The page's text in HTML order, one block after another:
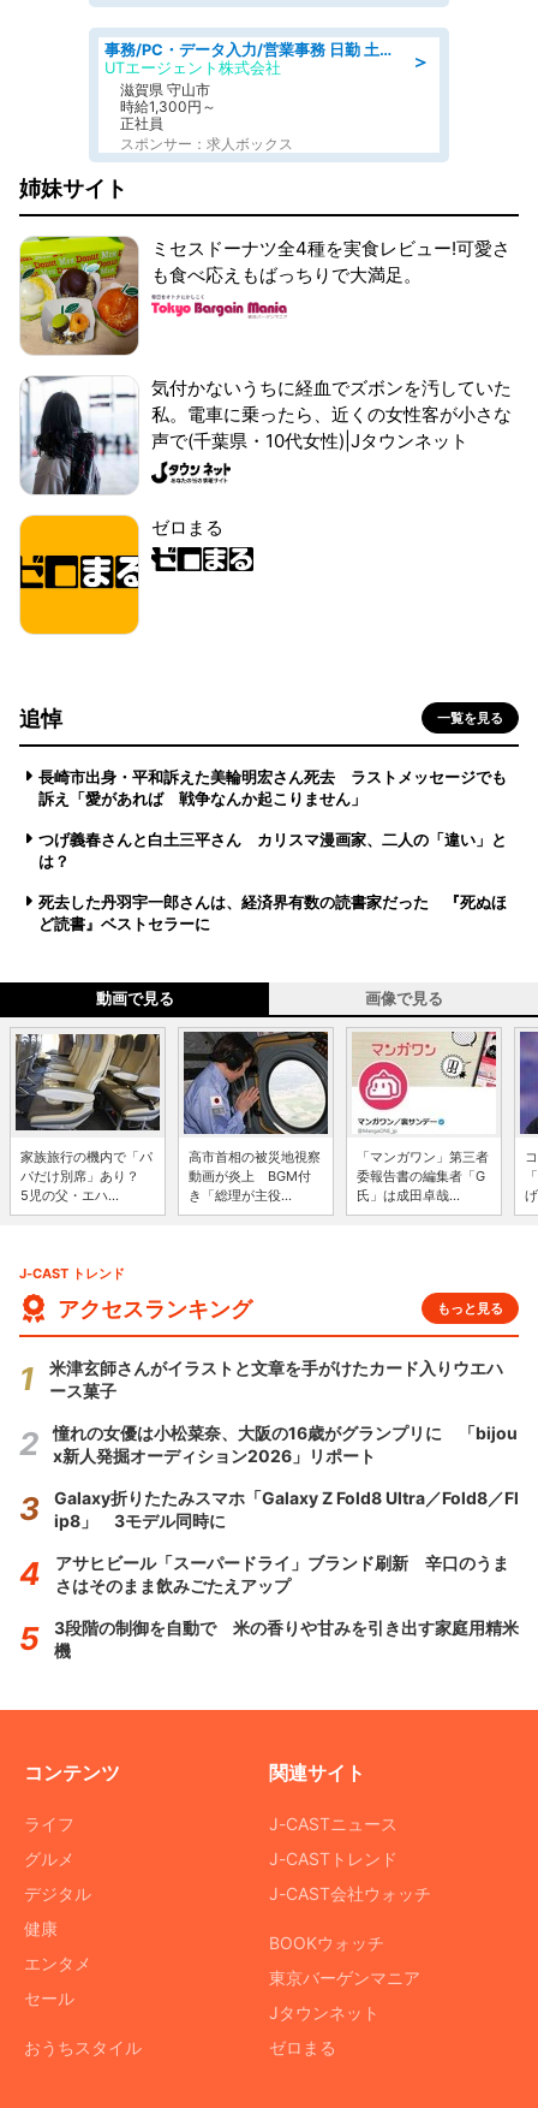
＞
事務/PC・データ入力/営業事務 日勤 土日休み 船舶用のエンジンを扱う会社 総合事務
UTエージェント株式会社
滋賀県 守山市
時給1,300円～
正社員
スポンサー：求人ボックス
姉妹サイト
ミセスドーナツ全4種を実食レビュー!可愛さ
も食べ応えもばっちりで大満足。
気付かないうちに経血でズボンを汚していた
私。電車に乗ったら、近くの女性客が小さな
声で(千葉県・10代女性)|Jタウンネット
ゼロまる
追悼 一覧を見る
長崎市出身・平和訴えた美輪明宏さん死去 ラストメッセージでも
訴え「愛があれば 戦争なんか起こりません」
つげ義春さんと白土三平さん カリスマ漫画家、二人の「違い」と
は？
死去した丹羽宇一郎さんは、経済界有数の読書家だった 『死ぬほ
ど読書』ベストセラーに
動画で見る 画像で見る
家族旅行の機内で「パ
パだけ別席」あり？
5児の父・エハ...
高市首相の被災地視察
動画が炎上 BGM付
き「総理が主役...
「マンガワン」第三者
委報告書の編集者「G
氏」は成田卓哉...
J-CAST トレンド
アクセスランキング もっと見る
米津玄師さんがイラストと文章を手がけたカード入りウエハ
ース菓子
憧れの女優は小松菜奈、大阪の16歳がグランプリに 「bijou
x新人発掘オーディション2026」リポート
Galaxy折りたたみスマホ「Galaxy Z Fold8 Ultra／Fold8／Fl
ip8」 3モデル同時に
アサヒビール「スーパードライ」ブランド刷新 辛口のうま
さはそのまま飲みごたえアップ
3段階の制御を自動で 米の香りや甘みを引き出す家庭用精米
機
コンテンツ
ライフ
グルメ
デジタル
健康
エンタメ
セール
おうちスタイル
関連サイト
J-CASTニュース
J-CASTトレンド
J-CAST会社ウォッチ
BOOKウォッチ
東京バーゲンマニア
Jタウンネット
ゼロまる